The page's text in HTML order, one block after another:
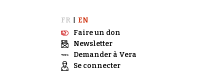
FR
EN
Faire un don
Newsletter
Demander à Vera
Se connecter